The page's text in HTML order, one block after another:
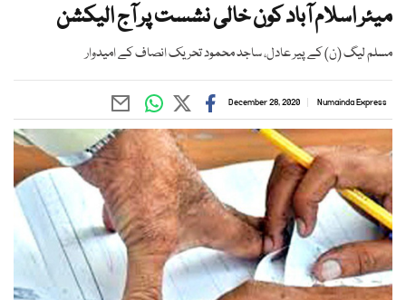
میئر اسلام آباد کون خالی نشست پر آج الیکشن
مسلم لیگ (ن) کے پیر عادل، ساجد محمود تحریک انصاف کے امیدوار
Numainda Express
December 28, 2020